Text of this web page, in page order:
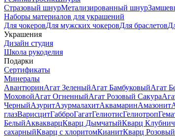
Стразовый шнурМетализированный шнур
Наборы материалов для украшений
Для чокеровДля мужских чокеровДля браслетов
Украшения
Дизайн студия
Школа рукоделия
Подарки
Сертификаты
Минералы
АвантюринАгат ЗеленыйАгат БамбуковыйАгат
МоховойАгат ОгненныйАгат Розовый Сакура
ЧерныйАзуритАзурмалахитАквамаринАмазонит
глазВарисцитГабброГагатГелиотисГелиотроп
БелыйАквакварцКварц ДымчатыйКварц
сахарныйКварц с хлоритомКианитКварц Розовый